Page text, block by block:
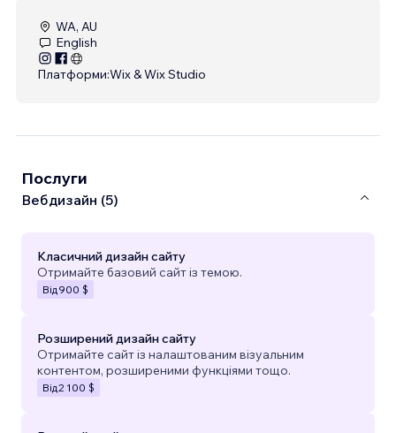
WA, AU
English
Платформи:Wix & Wix Studio
Послуги
Вебдизайн (5)
Класичний дизайн сайту
Отримайте базовий сайт із темою.
Від 900 $
Розширений дизайн сайту
Отримайте сайт із налаштованим візуальним
контентом, розширеними функціями тощо.
Від2 100 $